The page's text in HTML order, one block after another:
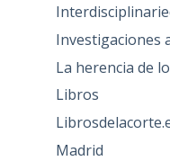
Investigaciones
La herencia de
Libros
Madrid